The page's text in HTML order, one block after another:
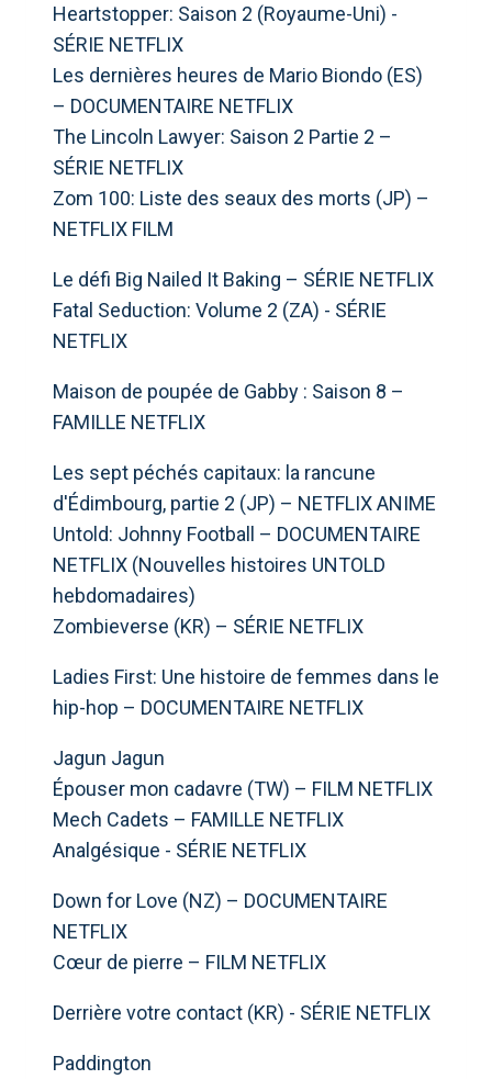
Heartstopper: Saison 2 (Royaume-Uni) -
SÉRIE NETFLIX
Les dernières heures de Mario Biondo (ES)
– DOCUMENTAIRE NETFLIX
The Lincoln Lawyer: Saison 2 Partie 2 –
SÉRIE NETFLIX
Zom 100: Liste des seaux des morts (JP) –
NETFLIX FILM
Le défi Big Nailed It Baking – SÉRIE NETFLIX
Fatal Seduction: Volume 2 (ZA) - SÉRIE
NETFLIX
Maison de poupée de Gabby : Saison 8 –
FAMILLE NETFLIX
Les sept péchés capitaux: la rancune
d'Édimbourg, partie 2 (JP) – NETFLIX ANIME
Untold: Johnny Football – DOCUMENTAIRE
NETFLIX (Nouvelles histoires UNTOLD
hebdomadaires)
Zombieverse (KR) – SÉRIE NETFLIX
Ladies First: Une histoire de femmes dans le
hip-hop – DOCUMENTAIRE NETFLIX
Jagun Jagun
Épouser mon cadavre (TW) – FILM NETFLIX
Mech Cadets – FAMILLE NETFLIX
Analgésique - SÉRIE NETFLIX
Down for Love (NZ) – DOCUMENTAIRE
NETFLIX
Cœur de pierre – FILM NETFLIX
Derrière votre contact (KR) - SÉRIE NETFLIX
Paddington